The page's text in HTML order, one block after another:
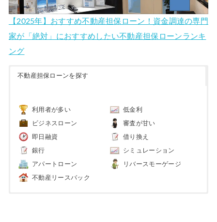
【2025年】おすすめ不動産担保ローン！資金調達の専門
家が「絶対」におすすめしたい不動産担保ローンランキ
ング
不動産担保ローンを探す
利用者が多い 低金利
ビジネスローン 審査が甘い
即日融資 借り換え
銀行 シミュレーション
アパートローン リバースモーゲージ
不動産リースバック